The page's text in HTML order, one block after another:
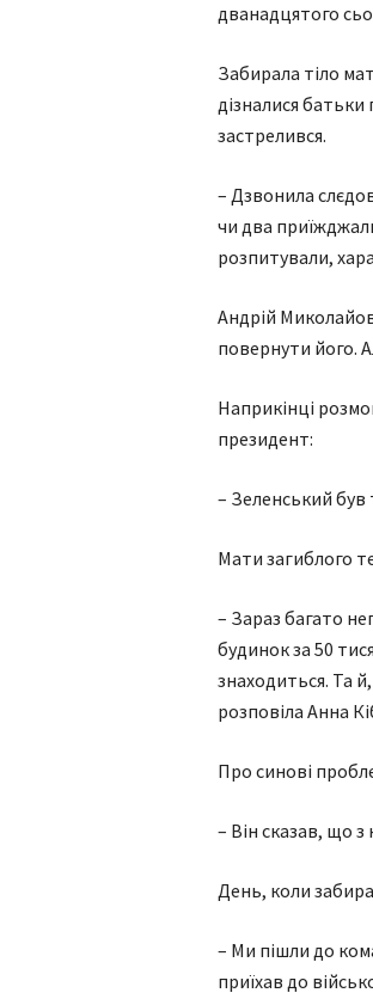
дванадцятого
Забирала тіло
дізналися батьки
застрелився.
– Дзвонила
чи два
розпитували,
Андрій
повернути його.
Наприкінці
президент:
– Зеленський
Мати загиблого
– Зараз багато
будинок за 50
знаходиться. Та
розповіла Анна
Про синові
– Він сказав, що
День, коли
– Ми пішли до
приїхав до